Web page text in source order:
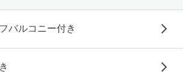
バルコニー付き